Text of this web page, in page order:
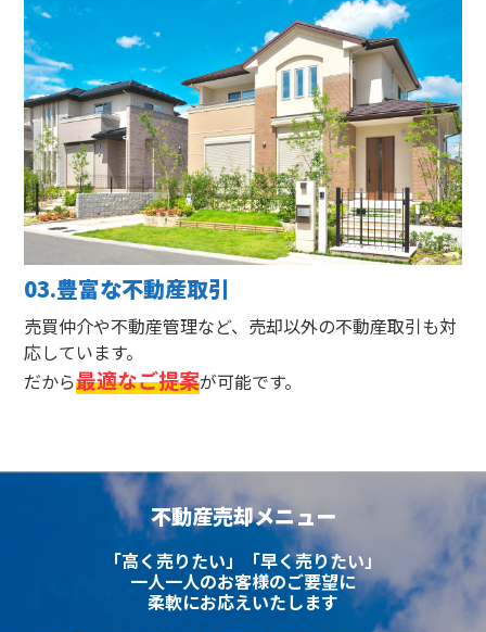
03.豊富な不動産取引
売買仲介や不動産管理など、売却以外の不動産取引も対
応しています。
だから最適なご提案が可能です。
不動産売却メニュー
「高く売りたい」「早く売りたい」
一人一人のお客様のご要望に
柔軟にお応えいたします